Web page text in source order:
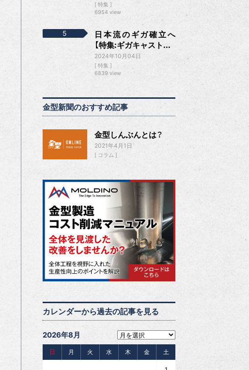
特集
6954 view
日本流のギガ確立へ
【特集:ギガキャスト...
2024年10月04日
特集
6839 view
金型新聞のおすすめ記事
金型しんぶんとは？
2021年4月1日
コラム
カレンダーから過去の記事を見る
2026年8月
日 月 火 水 木 金 土